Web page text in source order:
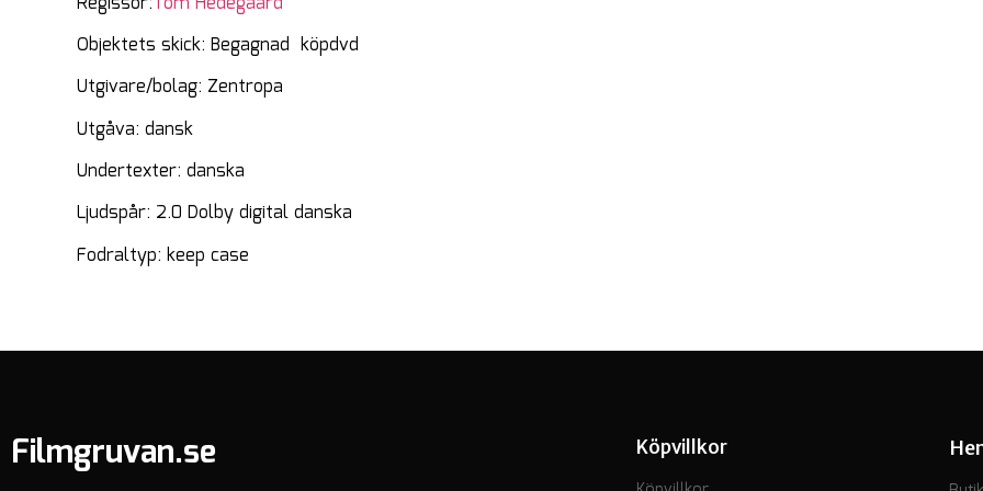
Objektets skick: Begagnad köpdvd
Utgivare/bolag: Zentropa
Utgåva: dansk
Undertexter: danska
Ljudspår: 2.0 Dolby digital danska
Fodraltyp: keep case
Filmgruvan.se
Köpvillkor